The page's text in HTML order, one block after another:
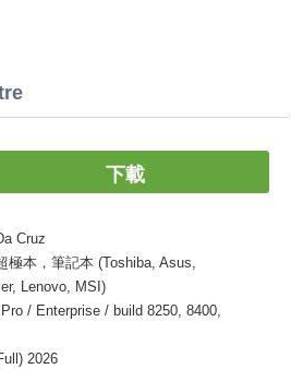
下載
Cruz
極本，筆記本 (Toshiba, Asus,
Lenovo, MSI)
/ Enterprise / build 8250, 8400,
2026